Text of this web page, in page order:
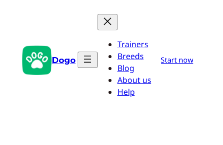
Dogo
Trainers
Breeds
Blog
About us
Help
Start now